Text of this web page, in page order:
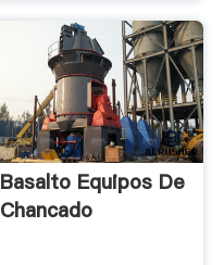
Basalto Equipos De
Chancado